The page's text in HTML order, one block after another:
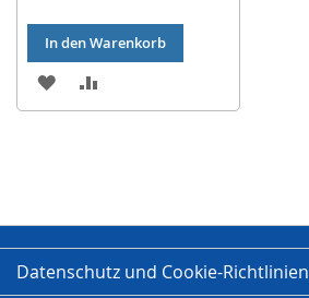
In den Warenkorb
ZUR
Datenschutz und Cookie-Richtlinien